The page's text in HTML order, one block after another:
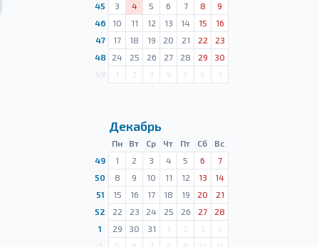
45
3 4 5 6 7 8
9
46
10 11 12 13 14 15
16
47
17 18 19 20 21 22
23
48
24 25 26 27 28 29
30
1 2 3 4 5 6 7
Декабрь
Пн Вт Ср Чт Пт Сб
Вс
49
1 2 3 4 5 6
7
50
8 9 10 11 12 13
14
51
15 16 17 18 19 20
21
52
22 23 24 25 26 27
28
1
29 30 31 1 2 3
4